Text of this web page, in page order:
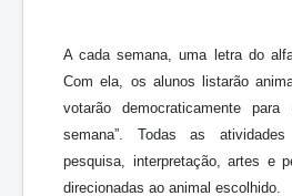
A cada semana, uma letra do
Com ela, os alunos listarão
votarão democraticamente
semana”. Todas as
pesquisa, interpretação, artes e
direcionadas ao animal escolhido.